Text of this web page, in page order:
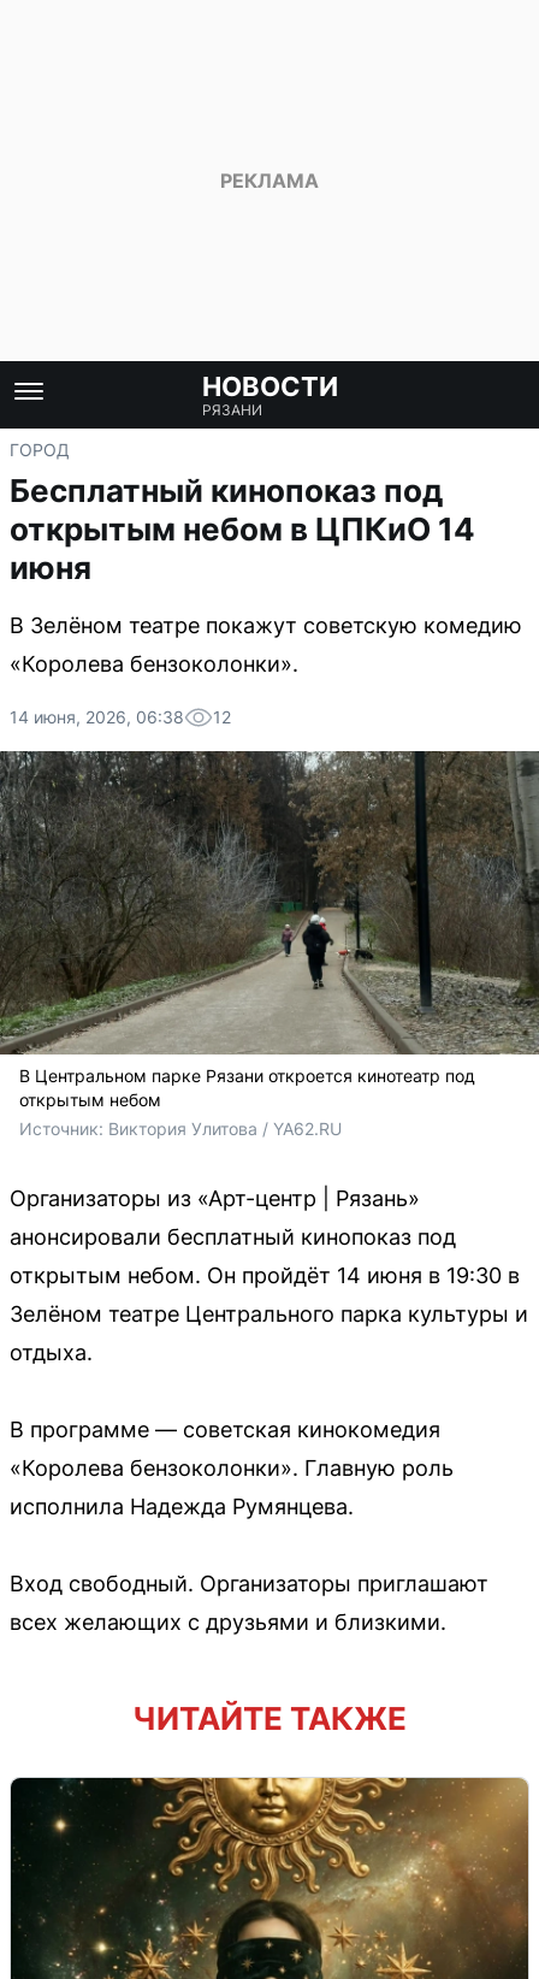
НОВОСТИ
РЯЗАНИ
ГОРОД
Бесплатный кинопоказ под
открытым небом в ЦПКиО 14
июня
В Зелёном театре покажут советскую комедию
«Королева бензоколонки».
14 июня, 2026, 06:38 12
В Центральном парке Рязани откроется кинотеатр под
открытым небом
Источник: Виктория Улитова / YA62.RU
Организаторы из «Арт-центр | Рязань»
анонсировали бесплатный кинопоказ под
открытым небом. Он пройдёт 14 июня в 19:30 в
Зелёном театре Центрального парка культуры и
отдыха.
В программе — советская кинокомедия
«Королева бензоколонки». Главную роль
исполнила Надежда Румянцева.
Вход свободный. Организаторы приглашают
всех желающих с друзьями и близкими.
ЧИТАЙТЕ ТАКЖЕ